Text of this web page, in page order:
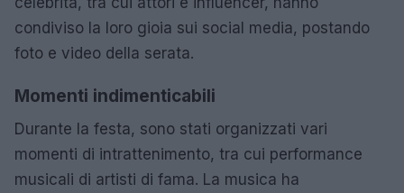
condiviso la loro gioia sui social media, postando
foto e video della serata.
Momenti indimenticabili
Durante la festa, sono stati organizzati vari
momenti di intrattenimento, tra cui performance
musicali di artisti di fama. La musica ha